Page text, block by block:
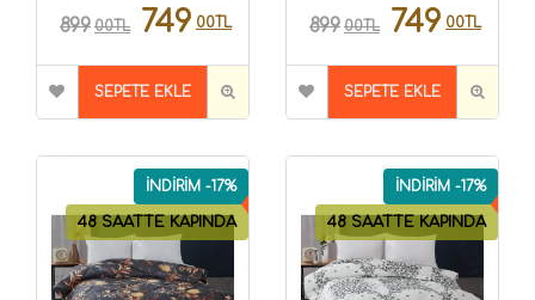
899 00TL 749 00TL 899 00TL 749 00TL
48 SAATTE KAPINDA
İNDİRİM -17%
48 SAATTE KAPINDA
İNDİRİM -17%